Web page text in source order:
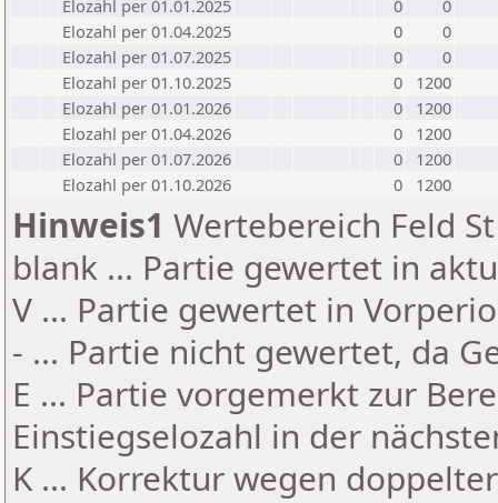
Elozahl per 01.01.2025
0
0
Elozahl per 01.04.2025
0
0
Elozahl per 01.07.2025
0
0
Elozahl per 01.10.2025
0
1200
Elozahl per 01.01.2026
0
1200
Elozahl per 01.04.2026
0
1200
Elozahl per 01.07.2026
0
1200
Elozahl per 01.10.2026
0 1200
Hinweis1 Wertebereich Feld
blank ... Partie gewertet in
V ... Partie gewertet in
- ... Partie nicht gewertet, da
E ... Partie vorgemerkt zur
Einstiegselozahl in der
K ... Korrektur wegen